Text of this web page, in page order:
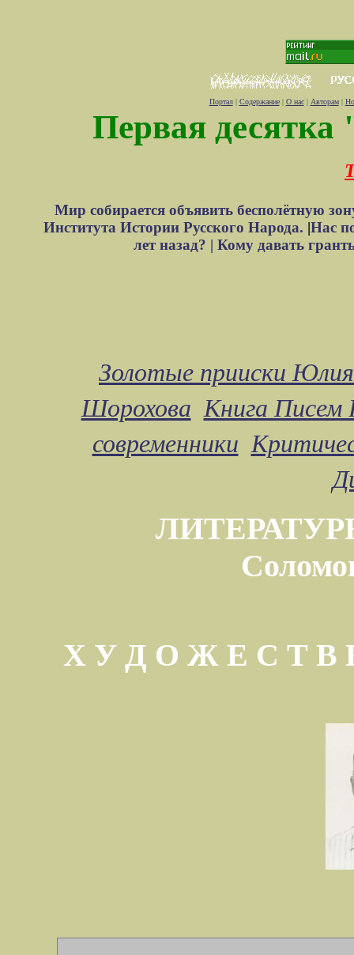
Портал| Содержание| О нас| Авторам|
Первая десятка
Мир собирается объявить бесполётную
Института Истории Русского Народа. |Нас
лет назад? | Кому давать
Золотые прииски
Шорохова Книга Писем
современники
Х У Д О Ж Е С Т